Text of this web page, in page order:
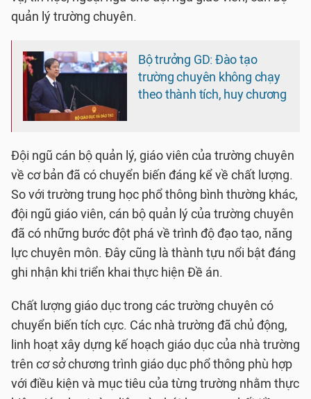
quản lý trường chuyên.
Bộ trưởng GD: Đào tạo
trường chuyên không chạy
theo thành tích, huy chương
Đội ngũ cán bộ quản lý, giáo viên của trường chuyên
về cơ bản đã có chuyển biến đáng kể về chất lượng.
So với trường trung học phổ thông bình thường khác,
đội ngũ giáo viên, cán bộ quản lý của trường chuyên
đã có những bước đột phá về trình độ đạo tạo, năng
lực chuyên môn. Đây cũng là thành tựu nổi bật đáng
ghi nhận khi triển khai thực hiện Đề án.
Chất lượng giáo dục trong các trường chuyên có
chuyển biến tích cực. Các nhà trường đã chủ động,
linh hoạt xây dựng kế hoạch giáo dục của nhà trường
trên cơ sở chương trình giáo dục phổ thông phù hợp
với điều kiện và mục tiêu của từng trường nhằm thực